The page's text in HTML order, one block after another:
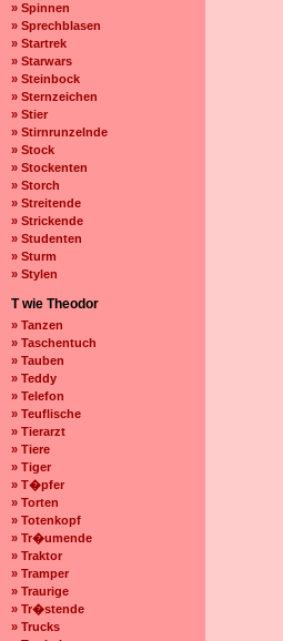
» Spinnen
» Sprechblasen
» Startrek
» Starwars
» Steinbock
» Sternzeichen
» Stier
» Stirnrunzelnde
» Stock
» Stockenten
» Storch
» Streitende
» Strickende
» Studenten
» Sturm
» Stylen
T wie Theodor
» Tanzen
» Taschentuch
» Tauben
» Teddy
» Telefon
» Teuflische
» Tierarzt
» Tiere
» Tiger
» T�pfer
» Torten
» Totenkopf
» Tr�umende
» Traktor
» Tramper
» Traurige
» Tr�stende
» Trucks